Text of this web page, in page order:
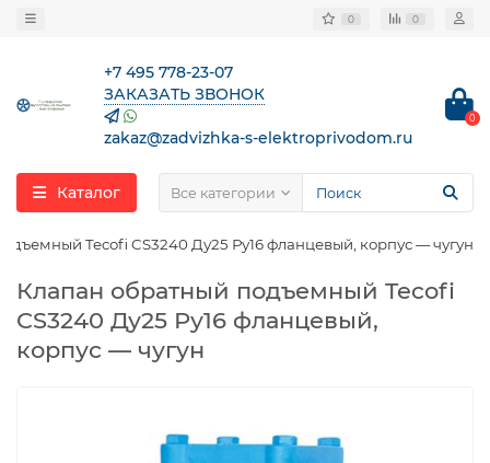
0 0
+7 495 778-23-07
ЗАКАЗАТЬ ЗВОНОК
zakaz@zadvizhka-s-elektroprivodom.ru
0
Каталог Все категории
Tecofi CS3240 Ду25 Ру16 фланцевый, корпус — чугун
Клапан обратный подъемный Tecofi
CS3240 Ду25 Ру16 фланцевый,
корпус — чугун